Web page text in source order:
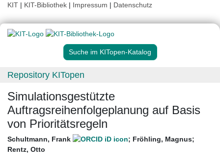
KIT | KIT-Bibliothek | Impressum | Datenschutz
Suche im KITopen-Katalog
Repository KITopen
Simulationsgestützte
Auftragsreihenfolgeplanung auf Basis
von Prioritätsregeln
Schultmann, Frank ; Fröhling, Magnus;
Rentz, Otto